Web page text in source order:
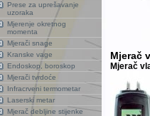
Prese za uprešavanje
uzoraka
Mjerenje okretnog
momenta
Mjerači snage
Kranske vage
Endoskop, boroskop
Mjerači tvrdoće
Infracrveni termometar
Laserski metar
Mjerač debljine stijenke
Mjerač
Mjerač